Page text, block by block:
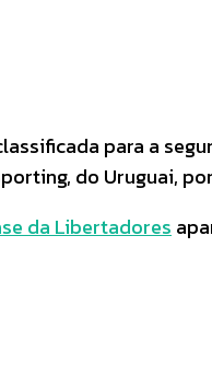
para a
do Uruguai,
da Libertadores